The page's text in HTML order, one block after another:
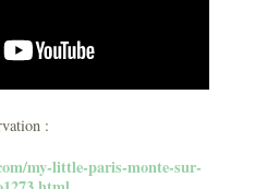
:
my-little-paris-monte-sur-